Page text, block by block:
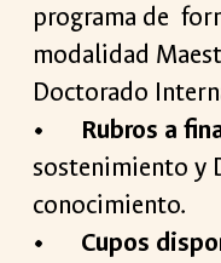
programa de
modalidad
Doctorado
•
Rubros a
sostenimiento y
conocimiento.
•
Cupos